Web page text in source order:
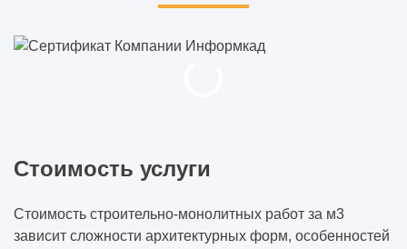
Стоимость услуги
Стоимость строительно-монолитных работ за м3
зависит сложности архитектурных форм, особенностей